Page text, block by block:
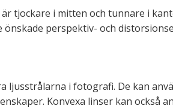
tjockare i mitten och tunnare i
önskade perspektiv- och
ljusstrålarna i fotografi. De kan
Konvexa linser kan också